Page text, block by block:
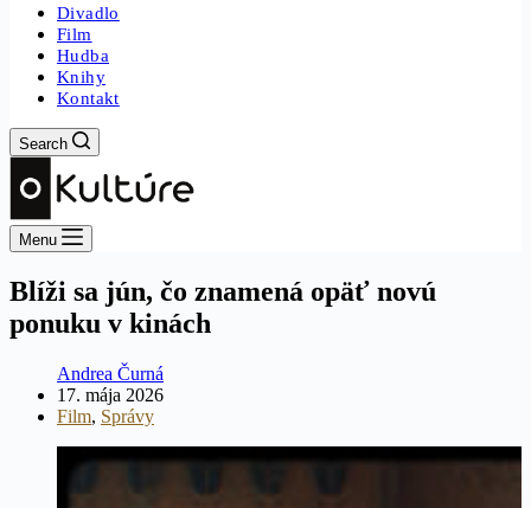
Divadlo
Film
Hudba
Knihy
Kontakt
Search
Menu
Blíži sa jún, čo znamená opäť novú
ponuku v kinách
Andrea Čurná
17. mája 2026
Film, Správy